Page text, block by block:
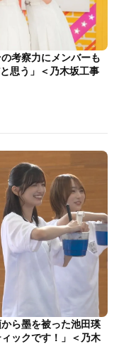
考察力にメンバーも
思う」＜乃木坂工事
ら墨を被った池田瑛
ックです！」＜乃木